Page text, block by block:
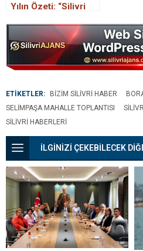
Yılın Özeti: “Silivri
İnsan Belediyesidir”
ETİKETLER: BIZIM SILIVRI HABER
SELIMPAŞA MAHALLE TOPLANTISI
SILIVRI HABERLERI
İLGİNİZİ ÇEKEBİLECEK